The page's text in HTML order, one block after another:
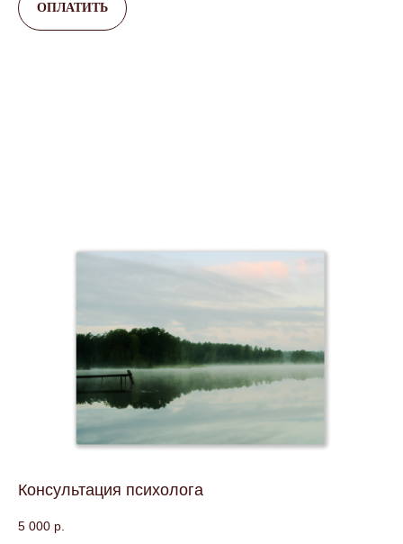
ОПЛАТИТЬ
Консультация психолога
5 000 р.